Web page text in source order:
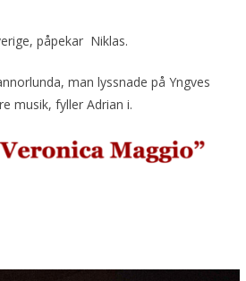
påpekar Niklas.
man lyssnade på Yngves
musik, fyller Adrian i.